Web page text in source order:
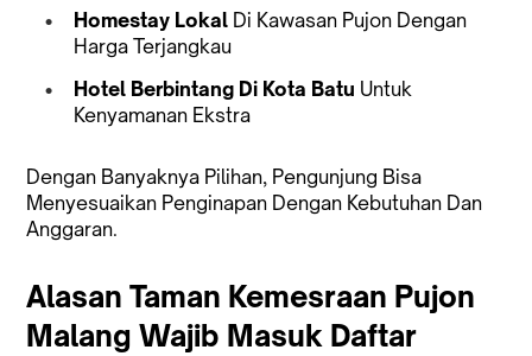
Homestay Lokal Di Kawasan Pujon Dengan
Harga Terjangkau
Hotel Berbintang Di Kota Batu Untuk
Kenyamanan Ekstra
Dengan Banyaknya Pilihan, Pengunjung Bisa
Menyesuaikan Penginapan Dengan Kebutuhan Dan
Anggaran.
Alasan Taman Kemesraan Pujon
Malang Wajib Masuk Daftar